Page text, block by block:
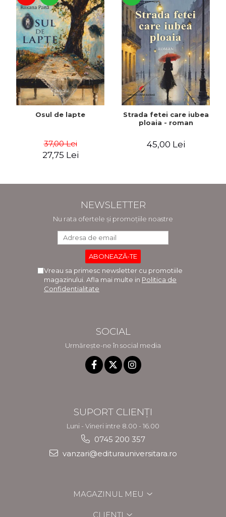
Osul de lapte
37,00 Lei
27,75 Lei
Strada fetei care iubea
ploaia - roman
45,00 Lei
NEWSLETTER
Nu rata ofertele și promoțiile noastre
Vreau sa primesc newsletter cu promotiile
magazinului. Afla mai multe in Politica de
Confidentialitate
SOCIAL
Urmărește-ne în social media
SUPORT CLIENȚI
Luni - Vineri intre 8.00 - 16.00
0745 200 357
vanzari@editurauniversitara.ro
MAGAZINUL MEU
CLIENȚI